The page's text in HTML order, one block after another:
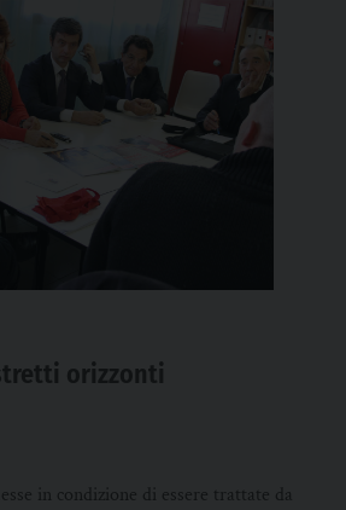
orizzonti
in condizione di essere trattate da